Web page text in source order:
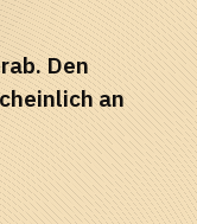
Den
an